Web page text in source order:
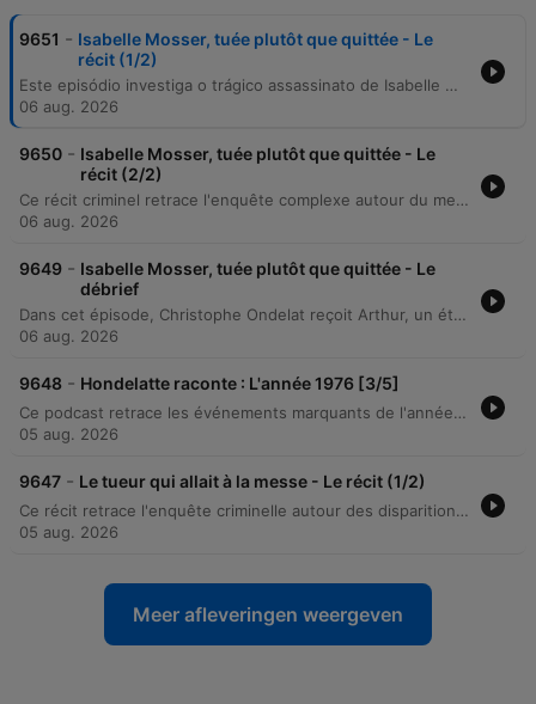
9651 - Isabelle Mosser, tuée plutôt que quittée - Le
récit (1/2)
Este episódio investiga o trágico assassinato de Isabelle Mosser, ocorrido em setembro de 2013, na região de Mulhouse. O caso envolve a descoberta do corpo da vítima com múltiplas perfurações de faca em sua própria residência, após ela não comparecer para buscar seus filhos na escola. A narrativa explora as circunstâncias do crime, o cenário de uma vida vivida em semi-comunidade com familiares e as inconsistências em torno de um suposto assalto que teria ocorrido no local. A investigação detalha a análise da perícia médica sobre a hora da morte, os depoimentos de familiares como sua irmã Karine e o marido Eric, além das contradições encontradas pelos gendarmes entre a narrativa de um roubo e a ausência de sinais de arrombamento na residência.
06 aug. 2026
9650 - Isabelle Mosser, tuée plutôt que quittée - Le
récit (2/2)
Ce récit criminel retrace l'enquête complexe autour du meurtre d'Isabelle Mosser. Après des investigations infructueuses impliquant une piste de cambriolage, un corbeau anonyme et une expertise en écriture sans résultat, les gendarmes se concentrent sur le mari, Éric Mosser. L'enquête révèle un emploi du temps lacunaire le jour du crime, une vie sentimentale tumultueuse marquée par de multiples maîtresses et la découverte d'une arme cachée chez une amante. Malgré une défense acharnée menée par l'avocat Éric Dupond-Moretti, les deux procès en cour d'assises aboutissent à une condamnation de vingt années de réclusion criminelle pour l'accusé.
06 aug. 2026
9649 - Isabelle Mosser, tuée plutôt que quittée - Le
débrief
Dans cet épisode, Christophe Ondelat reçoit Arthur, un étudiant strasbourgeois, pour débriefer l'affaire criminelle du meurtre d'Isabelle Mosser survenu en 2013 à Ilfurth. L'échange explore la fascination pour le crime et les enjeux de la justice pénale, notamment la notion de doute et le risque d'erreur judiciaire. À travers le projet professionnel d'Arthur, qui aspire à intégrer le PSIG de la gendarmerie, la discussion aborde la réalité du terrain, la confrontation à la mort et la distinction entre les unités d'intervention et les unités d'enquête.
06 aug. 2026
9648 - Hondelatte raconte : L'année 1976 [3/5]
Ce podcast retrace les événements marquants de l'année 1976 en France, marquée par la crise énergétique et la canicule extrême. L'épisode explore le retour de l'heure d'été, le lancement de l'opération Bison Futé, ainsi que les conséquences climatiques sur l'agriculture, les transports et les habitudes quotidiennes. Le récit voyage également jusqu'aux Jeux Olympiques de Montréal 1976, abordant le boycott politique des nations africaines et la gloire sportive de Guy Druth et de la gymnaste Nadia Comaneci.
05 aug. 2026
9647 - Le tueur qui allait à la messe - Le récit (1/2)
Ce récit retrace l'enquête criminelle autour des disparitions de Marilène Rousset en 1996 et d'Elisabeth Griffin en 1997 en Normandie. Initialement classées comme des fugues, ces disparitions s'avèrent liées à un prédateur agissant au sein du cercle familial et professionnel. L'enquête révèle le profil de Jean-Yves Morel, un homme dont la façade de père de famille cachait une activité de voyeurisme et de meurtres en série. L'épisode détaille les indices cruciaux, notamment l'analyse des trajets kilométriques et la découverte de contenus filmés à l'insu des victimes. Le récit explore comment la persévérance d'une gendarme a permis de relier deux dossiers distincts pour mettre en lumière un tueur qui aurait pu continuer sa série sans être intercepté.
05 aug. 2026
Meer afleveringen weergeven